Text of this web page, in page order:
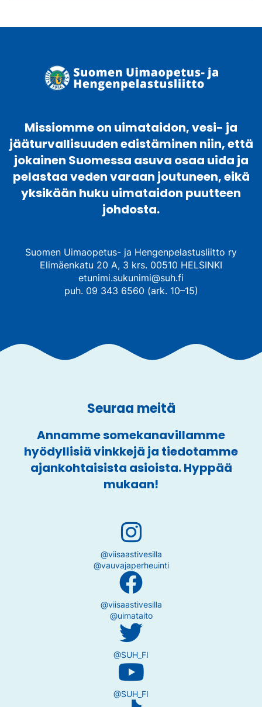
Missiomme on uimataidon, vesi- ja
jääturvallisuuden edistäminen niin, että
jokainen Suomessa asuva osaa uida ja
pelastaa veden varaan joutuneen, eikä
yksikään huku uimataidon puutteen
johdosta.
Suomen Uimaopetus- ja Hengenpelastusliitto ry
Elimäenkatu 20 A, 3 krs. 00510 HELSINKI
etunimi.sukunimi@suh.fi
puh. 09 343 6560 (ark. 10–15)
Seuraa meitä
Annamme somekanavillamme
hyödyllisiä vinkkejä ja tiedotamme
ajankohtaisista asioista. Hyppää
mukaan!
@viisaastivesilla
@vauvajaperheuinti
@viisaastivesilla
@uimataito
@SUH_FI
@SUH_FI